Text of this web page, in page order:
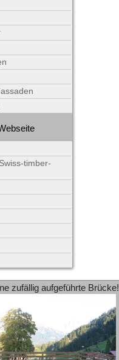
timber-
zufällig aufgeführte Brücke!